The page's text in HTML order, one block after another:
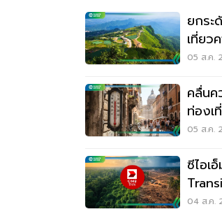
ยกระ
เที่ยว
แวดล้
05 ส.ค.
คลื่นค
ท่องเ
05 ส.ค.
ซีไอเ
แผนเ
04 ส.ค.